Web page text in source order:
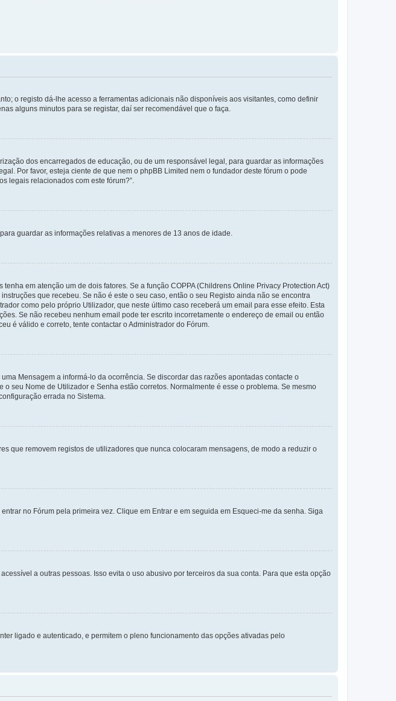
o registo dá-lhe acesso a ferramentas adicionais não disponíveis aos visitantes, como definir
alguns minutos para se registar, daí ser recomendável que o faça.
dos encarregados de educação, ou de um responsável legal, para guardar as informações
Por favor, esteja ciente de que nem o phpBB Limited nem o fundador deste fórum o pode
legais relacionados com este fórum?”.
guardar as informações relativas a menores de 13 anos de idade.
em atenção um de dois fatores. Se a função COPPA (Childrens Online Privacy Protection Act)
que recebeu. Se não é este o seu caso, então o seu Registo ainda não se encontra
como pelo próprio Utilizador, que neste último caso receberá um email para esse efeito. Esta
Se não recebeu nenhum email pode ter escrito incorretamente o endereço de email ou então
é válido e correto, tente contactar o Administrador do Fórum.
Mensagem a informá-lo da ocorrência. Se discordar das razões apontadas contacte o
seu Nome de Utilizador e Senha estão corretos. Normalmente é esse o problema. Se mesmo
errada no Sistema.
que removem registos de utilizadores que nunca colocaram mensagens, de modo a reduzir o
no Fórum pela primeira vez. Clique em Entrar e em seguida em Esqueci-me da senha. Siga
a outras pessoas. Isso evita o uso abusivo por terceiros da sua conta. Para que esta opção
ligado e autenticado, e permitem o pleno funcionamento das opções ativadas pelo